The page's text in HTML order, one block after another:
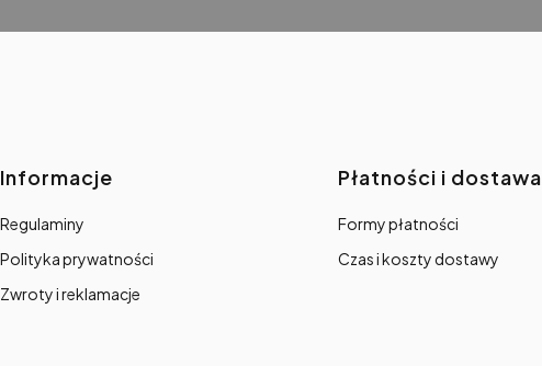
Linki w stopce
Informacje
Regulaminy
Polityka prywatności
Zwroty i reklamacje
Płatności i dostawa
Formy płatności
Czas i koszty dostawy